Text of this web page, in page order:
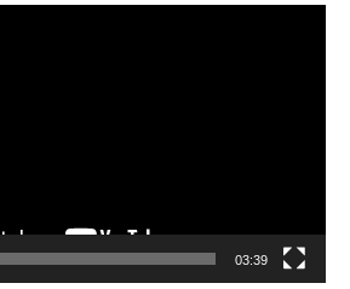
03:39